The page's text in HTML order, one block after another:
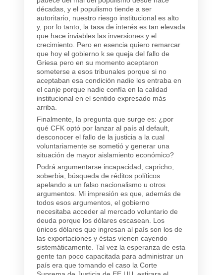
décadas, y el populismo tiende a ser
autoritario, nuestro riesgo institucional es alto
y, por lo tanto, la tasa de interés es tan elevada
que hace inviables las inversiones y el
crecimiento. Pero en esencia quiero remarcar
que hoy el gobierno k se queja del fallo de
Griesa pero en su momento aceptaron
someterse a esos tribunales porque si no
aceptaban esa condición nadie les entraba en
el canje porque nadie confía en la calidad
institucional en el sentido expresado más
arriba.
Finalmente, la pregunta que surge es: ¿por
qué CFK optó por lanzar al país al default,
desconocer el fallo de la justicia a la cual
voluntariamente se sometió y generar una
situación de mayor aislamiento económico?
Podrá argumentarse incapacidad, capricho,
soberbia, búsqueda de réditos políticos
apelando a un falso nacionalismo u otros
argumentos. Mi impresión es que, además de
todos esos argumentos, el gobierno
necesitaba acceder al mercado voluntario de
deuda porque los dólares escasean. Los
únicos dólares que ingresan al país son los de
las exportaciones y éstas vienen cayendo
sistemáticamente. Tal vez la esperanza de esta
gente tan poco capacitada para administrar un
país era que tomando el caso la Corte